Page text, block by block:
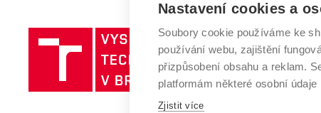
Vysoké
učení
technické
v
Nastavení cookies a
Soubory cookie používáme ke
používání webu, zajištění
přizpůsobení obsahu a reklam.
platformám některé osobní
Zjistit více